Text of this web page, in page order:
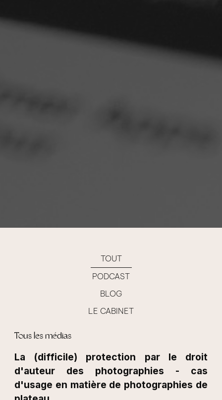
TOUT
PODCAST
BLOG
LE CABINET
Tous les médias
La (difficile) protection par le droit
d'auteur des photographies - cas
d'usage en matière de photographies de